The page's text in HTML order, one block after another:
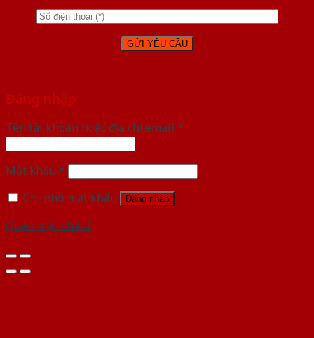
Đăng nhập
Tên tài khoản hoặc địa chỉ email *
Mật khẩu *
Ghi nhớ mật khẩu
Đăng nhập
Quên mật khẩu?